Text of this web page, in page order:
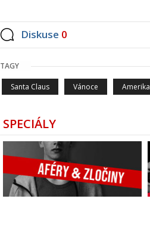
Diskuse 0
TAGY
Santa Claus Vánoce Amerika
SPECIÁLY